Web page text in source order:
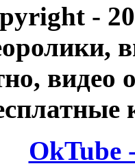
-
видео
OkTube